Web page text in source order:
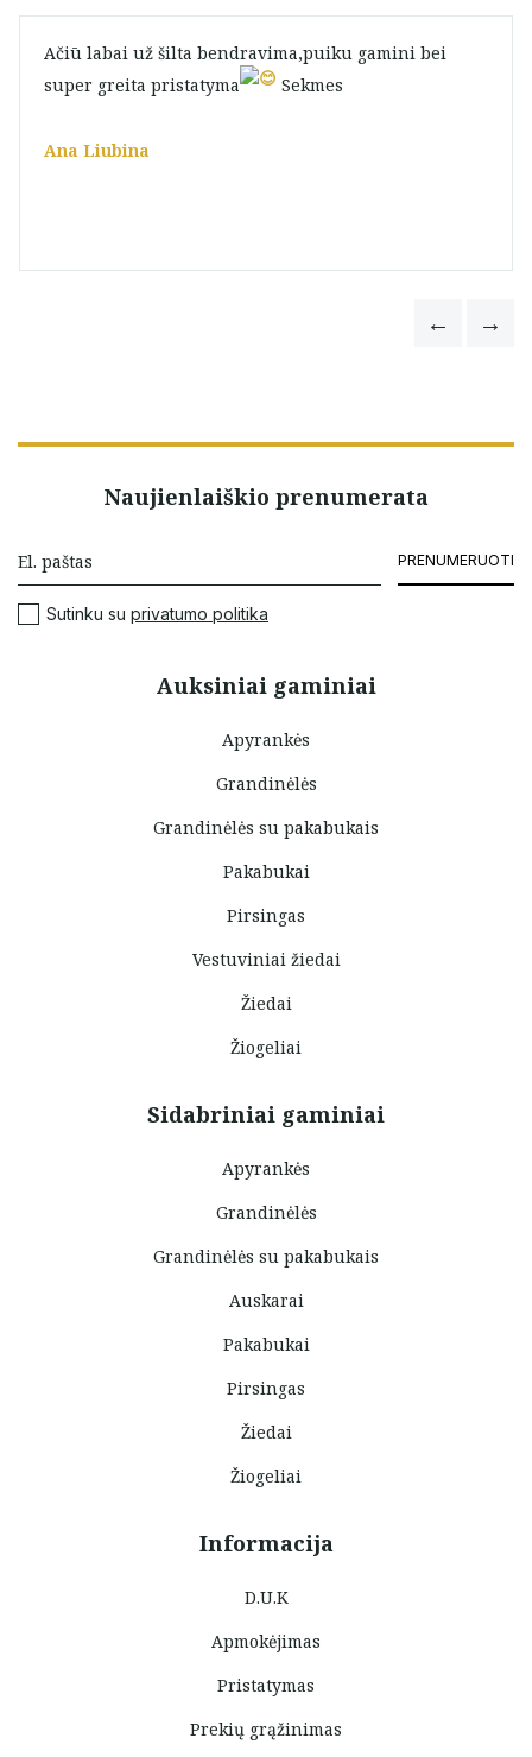
Ačiū labai už šilta bendravima,puiku gamini bei
super greita pristatyma
Sekmes
Ana Liubina
Auksiniai gaminiai
Apyrankės
Grandinėlės
Grandinėlės su pakabukais
Pakabukai
Pirsingas
Vestuviniai žiedai
Žiedai
Žiogeliai
Sidabriniai gaminiai
Apyrankės
Grandinėlės
Grandinėlės su pakabukais
Auskarai
Pakabukai
Pirsingas
Žiedai
Žiogeliai
Informacija
D.U.K
Apmokėjimas
Pristatymas
Prekių grąžinimas
Naujienlaiškio prenumerata
PRENUMERUOTI
Sutinku su privatumo politika